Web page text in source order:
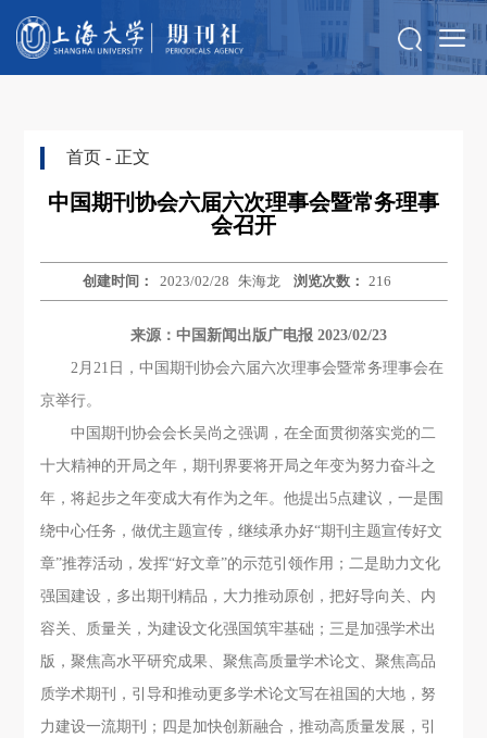
首页 - 正文
中国期刊协会六届六次理事会暨常务理事
会召开
创建时间： 2023/02/28 朱海龙 浏览次数： 216
来源：中国新闻出版广电报 2023/02/23
2月21日，中国期刊协会六届六次理事会暨常务理事会在
京举行。
中国期刊协会会长吴尚之强调，在全面贯彻落实党的二
十大精神的开局之年，期刊界要将开局之年变为努力奋斗之
年，将起步之年变成大有作为之年。他提出5点建议，一是围
绕中心任务，做优主题宣传，继续承办好“期刊主题宣传好文
章”推荐活动，发挥“好文章”的示范引领作用；二是助力文化
强国建设，多出期刊精品，大力推动原创，把好导向关、内
容关、质量关，为建设文化强国筑牢基础；三是加强学术出
版，聚焦高水平研究成果、聚焦高质量学术论文、聚焦高品
质学术期刊，引导和推动更多学术论文写在祖国的大地，努
力建设一流期刊；四是加快创新融合，推动高质量发展，引